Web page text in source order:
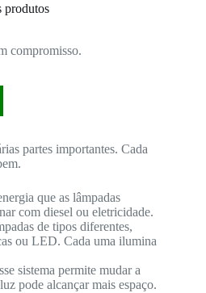
produtos
compromisso.
partes importantes. Cada
que as lâmpadas
com diesel ou eletricidade.
de tipos diferentes,
ou LED. Cada uma ilumina
sistema permite mudar a
pode alcançar mais espaço.